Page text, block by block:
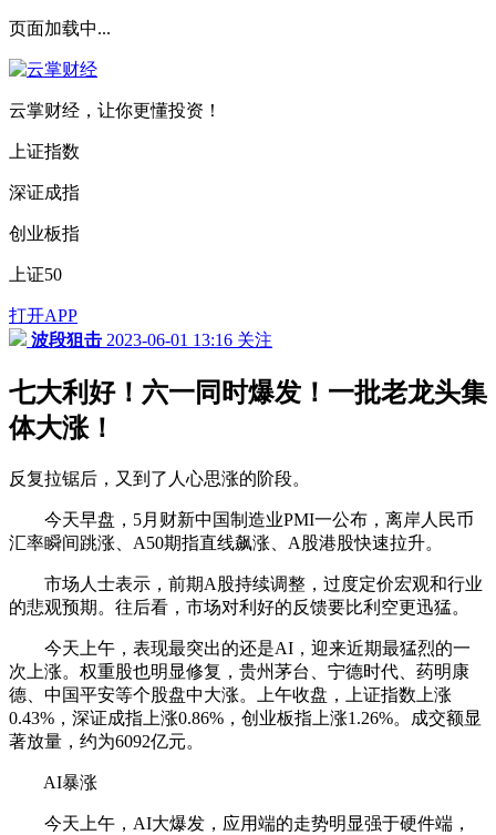
页面加载中...
云掌财经，让你更懂投资！
上证指数
深证成指
创业板指
上证50
打开APP
波段狙击 2023-06-01 13:16 关注
七大利好！六一同时爆发！一批老龙头集
体大涨！
反复拉锯后，又到了人心思涨的阶段。
今天早盘，5月财新中国制造业PMI一公布，离岸人民币
汇率瞬间跳涨、A50期指直线飙涨、A股港股快速拉升。
市场人士表示，前期A股持续调整，过度定价宏观和行业
的悲观预期。往后看，市场对利好的反馈要比利空更迅猛。
今天上午，表现最突出的还是AI，迎来近期最猛烈的一
次上涨。权重股也明显修复，贵州茅台、宁德时代、药明康
德、中国平安等个股盘中大涨。上午收盘，上证指数上涨
0.43%，深证成指上涨0.86%，创业板指上涨1.26%。成交额显
著放量，约为6092亿元。
AI暴涨
今天上午，AI大爆发，应用端的走势明显强于硬件端，